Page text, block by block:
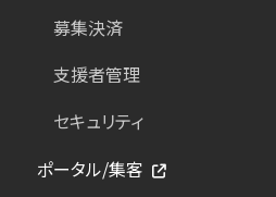
募集決済
支援者管理
セキュリティ
ポータル/集客